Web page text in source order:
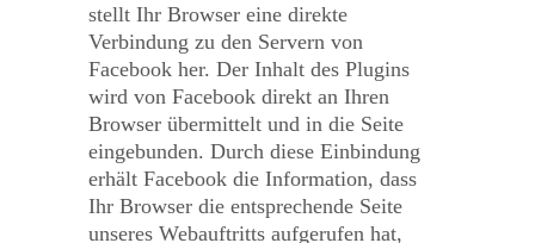
stellt Ihr Browser eine direkte
Verbindung zu den Servern von
Facebook her. Der Inhalt des Plugins
wird von Facebook direkt an Ihren
Browser übermittelt und in die Seite
eingebunden. Durch diese Einbindung
erhält Facebook die Information, dass
Ihr Browser die entsprechende Seite
unseres Webauftritts aufgerufen hat,